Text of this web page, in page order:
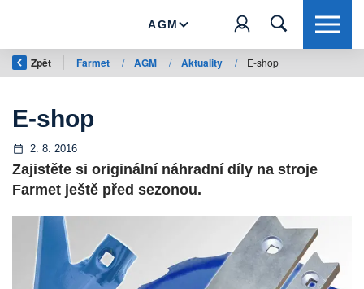
AGM
Zpět Farmet / AGM / Aktuality / E-shop
E-shop
2. 8. 2016
Zajistěte si originální náhradní díly na stroje
Farmet ještě před sezonou.